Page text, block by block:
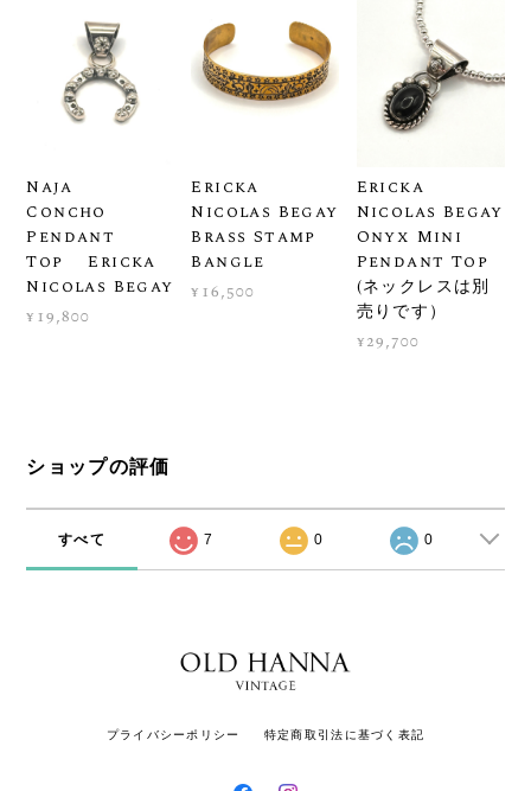
Naja
Concho
Pendant
Top Ericka
Nicolas Begay
¥19,800
Ericka
Nicolas Begay
Brass Stamp
Bangle
¥16,500
Ericka
Nicolas Begay
Onyx Mini
Pendant Top
(ネックレスは別
売りです）
¥29,700
ショップの評価
すべて 7 0 0
プライバシーポリシー 特定商取引法に基づく表記